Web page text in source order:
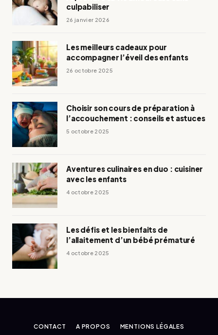
culpabiliser
26 janvier 2026
Les meilleurs cadeaux pour
accompagner l’éveil des enfants
26 octobre 2025
Choisir son cours de préparation à
l’accouchement : conseils et astuces
5 octobre 2025
Aventures culinaires en duo : cuisiner
avec les enfants
4 octobre 2025
Les défis et les bienfaits de
l’allaitement d’un bébé prématuré
4 octobre 2025
CONTACT A PROPOS MENTIONS LÉGALES